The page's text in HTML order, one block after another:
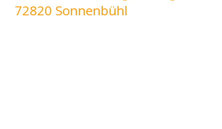
72820 Sonnenbühl